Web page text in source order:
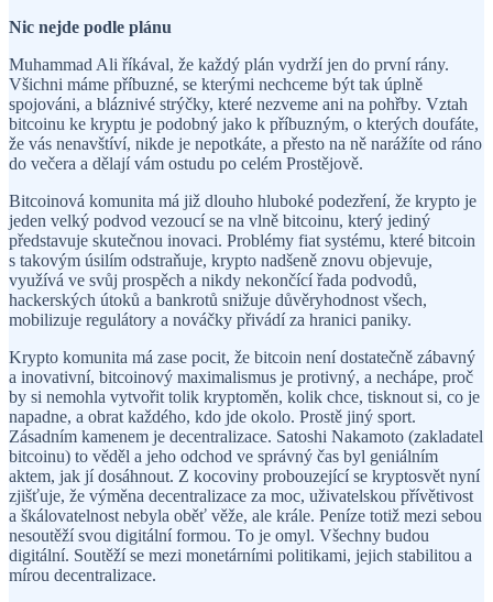
Nic nejde podle plánu
Muhammad Ali říkával, že každý plán vydrží jen do první rány.
Všichni máme příbuzné, se kterými nechceme být tak úplně
spojováni, a bláznivé strýčky, které nezveme ani na pohřby. Vztah
bitcoinu ke kryptu je podobný jako k příbuzným, o kterých doufáte,
že vás nenavštíví, nikde je nepotkáte, a přesto na ně narážíte od ráno
do večera a dělají vám ostudu po celém Prostějově.
Bitcoinová komunita má již dlouho hluboké podezření, že krypto je
jeden velký podvod vezoucí se na vlně bitcoinu, který jediný
představuje skutečnou inovaci. Problémy fiat systému, které bitcoin
s takovým úsilím odstraňuje, krypto nadšeně znovu objevuje,
využívá ve svůj prospěch a nikdy nekončící řada podvodů,
hackerských útoků a bankrotů snižuje důvěryhodnost všech,
mobilizuje regulátory a nováčky přivádí za hranici paniky.
Krypto komunita má zase pocit, že bitcoin není dostatečně zábavný
a inovativní, bitcoinový maximalismus je protivný, a nechápe, proč
by si nemohla vytvořit tolik kryptoměn, kolik chce, tisknout si, co je
napadne, a obrat každého, kdo jde okolo. Prostě jiný sport.
Zásadním kamenem je decentralizace. Satoshi Nakamoto (zakladatel
bitcoinu) to věděl a jeho odchod ve správný čas byl geniálním
aktem, jak jí dosáhnout. Z kocoviny probouzející se kryptosvět nyní
zjišťuje, že výměna decentralizace za moc, uživatelskou přívětivost
a škálovatelnost nebyla oběť věže, ale krále. Peníze totiž mezi sebou
nesoutěží svou digitální formou. To je omyl. Všechny budou
digitální. Soutěží se mezi monetárními politikami, jejich stabilitou a
mírou decentralizace.